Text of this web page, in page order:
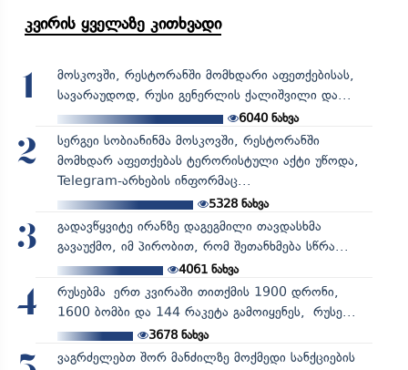
კვირის ყველაზე კითხვადი
1
მოსკოვში, რესტორანში მომხდარი აფეთქებისას,
სავარაუდოდ, რუსი გენერლის ქალიშვილი და...
6040ნახვა
2
სერგეი სობიანინმა მოსკოვში, რესტორანში
მომხდარ აფეთქებას ტერორისტული აქტი უწოდა,
Telegram-არხების ინფორმაც...
5328ნახვა
3
გადავწყვიტე ირანზე დაგეგმილი თავდასხმა
გავაუქმო, იმ პირობით, რომ შეთანხმება სწრა...
4061ნახვა
4
რუსებმა ერთ კვირაში თითქმის 1900 დრონი,
1600 ბომბი და 144 რაკეტა გამოიყენეს, რუსე...
3678ნახვა
ვაგრძელებთ შორ მანძილზე მოქმედი სანქციების